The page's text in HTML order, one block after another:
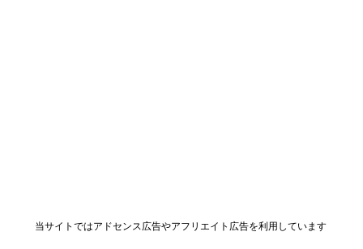
当サイトではアドセンス広告やアフリエイト広告を利用しています